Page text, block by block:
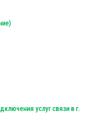
услуг связи в г.